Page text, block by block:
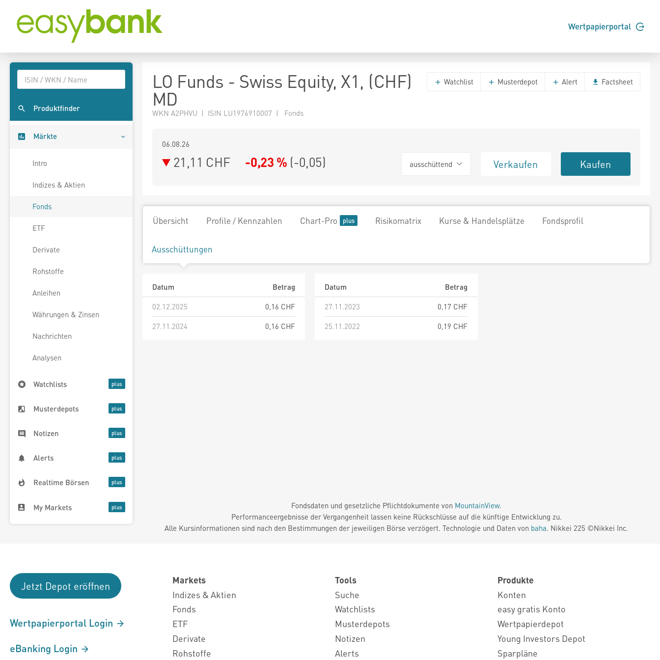
Wertpapierportal
Produktfinder
Märkte
Intro
Indizes & Aktien
Fonds
ETF
Derivate
Rohstoffe
Anleihen
Währungen & Zinsen
Nachrichten
Analysen
Watchlists
Musterdepots
Notizen
Alerts
Realtime Börsen
My Markets
LO Funds - Swiss Equity, X1, (CHF)
MD
WKN A2PHVU | ISIN LU1976910007 | Fonds
Watchlist Musterdepot Alert Factsheet
06.08.26
21,11 CHF -0,23 % (-0,05) ausschüttend Verkaufen Kaufen
Übersicht Profile / Kennzahlen Chart-Pro Risikomatrix Kurse & Handelsplätze Fondsprofil
Ausschüttungen
Datum
Betrag
02.12.2025
0,16 CHF
27.11.2024
0,16 CHF
Datum
Betrag
27.11.2023
0,17 CHF
25.11.2022
0,19 CHF
Fondsdaten und gesetzliche Pflichtdokumente von MountainView.
Performanceergebnisse der Vergangenheit lassen keine Rückschlüsse auf die künftige Entwicklung zu.
Alle Kursinformationen sind nach den Bestimmungen der jeweiligen Börse verzögert. Technologie und Daten von baha. Nikkei 225 ©Nikkei Inc.
Jetzt Depot eröffnen
Wertpapierportal Login
eBanking Login
Markets
Indizes & Aktien
Fonds
ETF
Derivate
Rohstoffe
Tools
Suche
Watchlists
Musterdepots
Notizen
Alerts
Produkte
Konten
easy gratis Konto
Wertpapierdepot
Young Investors Depot
Sparpläne